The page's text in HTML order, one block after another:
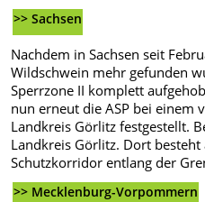
>> Sachsen
Nachdem in Sachsen seit
Wildschwein mehr gefunden
Sperrzone II komplett
nun erneut die ASP bei einem
Landkreis Görlitz festgestellt.
Landkreis Görlitz. Dort
Schutzkorridor entlang der
>> Mecklenburg-Vorpommern